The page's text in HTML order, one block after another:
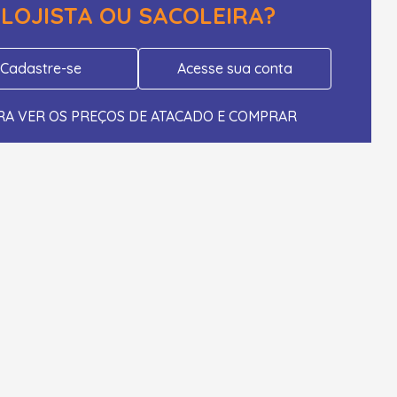
LOJISTA OU SACOLEIRA?
Cadastre-se Acesse sua conta
VER OS PREÇOS DE ATACADO E COMPRAR